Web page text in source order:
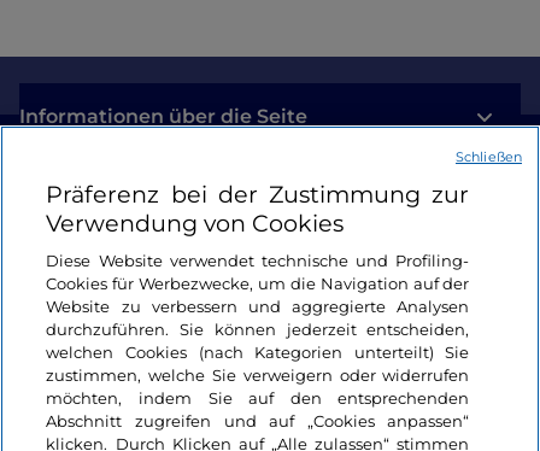
Informationen über die Seite
Nützliche Links
Login
Bleiben wir in Kontakt
Präferenz bei der Zustimmung zur
Verwendung von Cookies
Diese Website verwendet technische und Profiling-
Cookies für Werbezwecke, um die Navigation auf der
Website zu verbessern und aggregierte Analysen
durchzuführen. Sie können jederzeit entscheiden,
welchen Cookies (nach Kategorien unterteilt) Sie
zustimmen, welche Sie verweigern oder widerrufen
möchten, indem Sie auf den entsprechenden
Abschnitt zugreifen und auf „Cookies anpassen“
klicken. Durch Klicken auf „Alle zulassen“ stimmen
Schließen